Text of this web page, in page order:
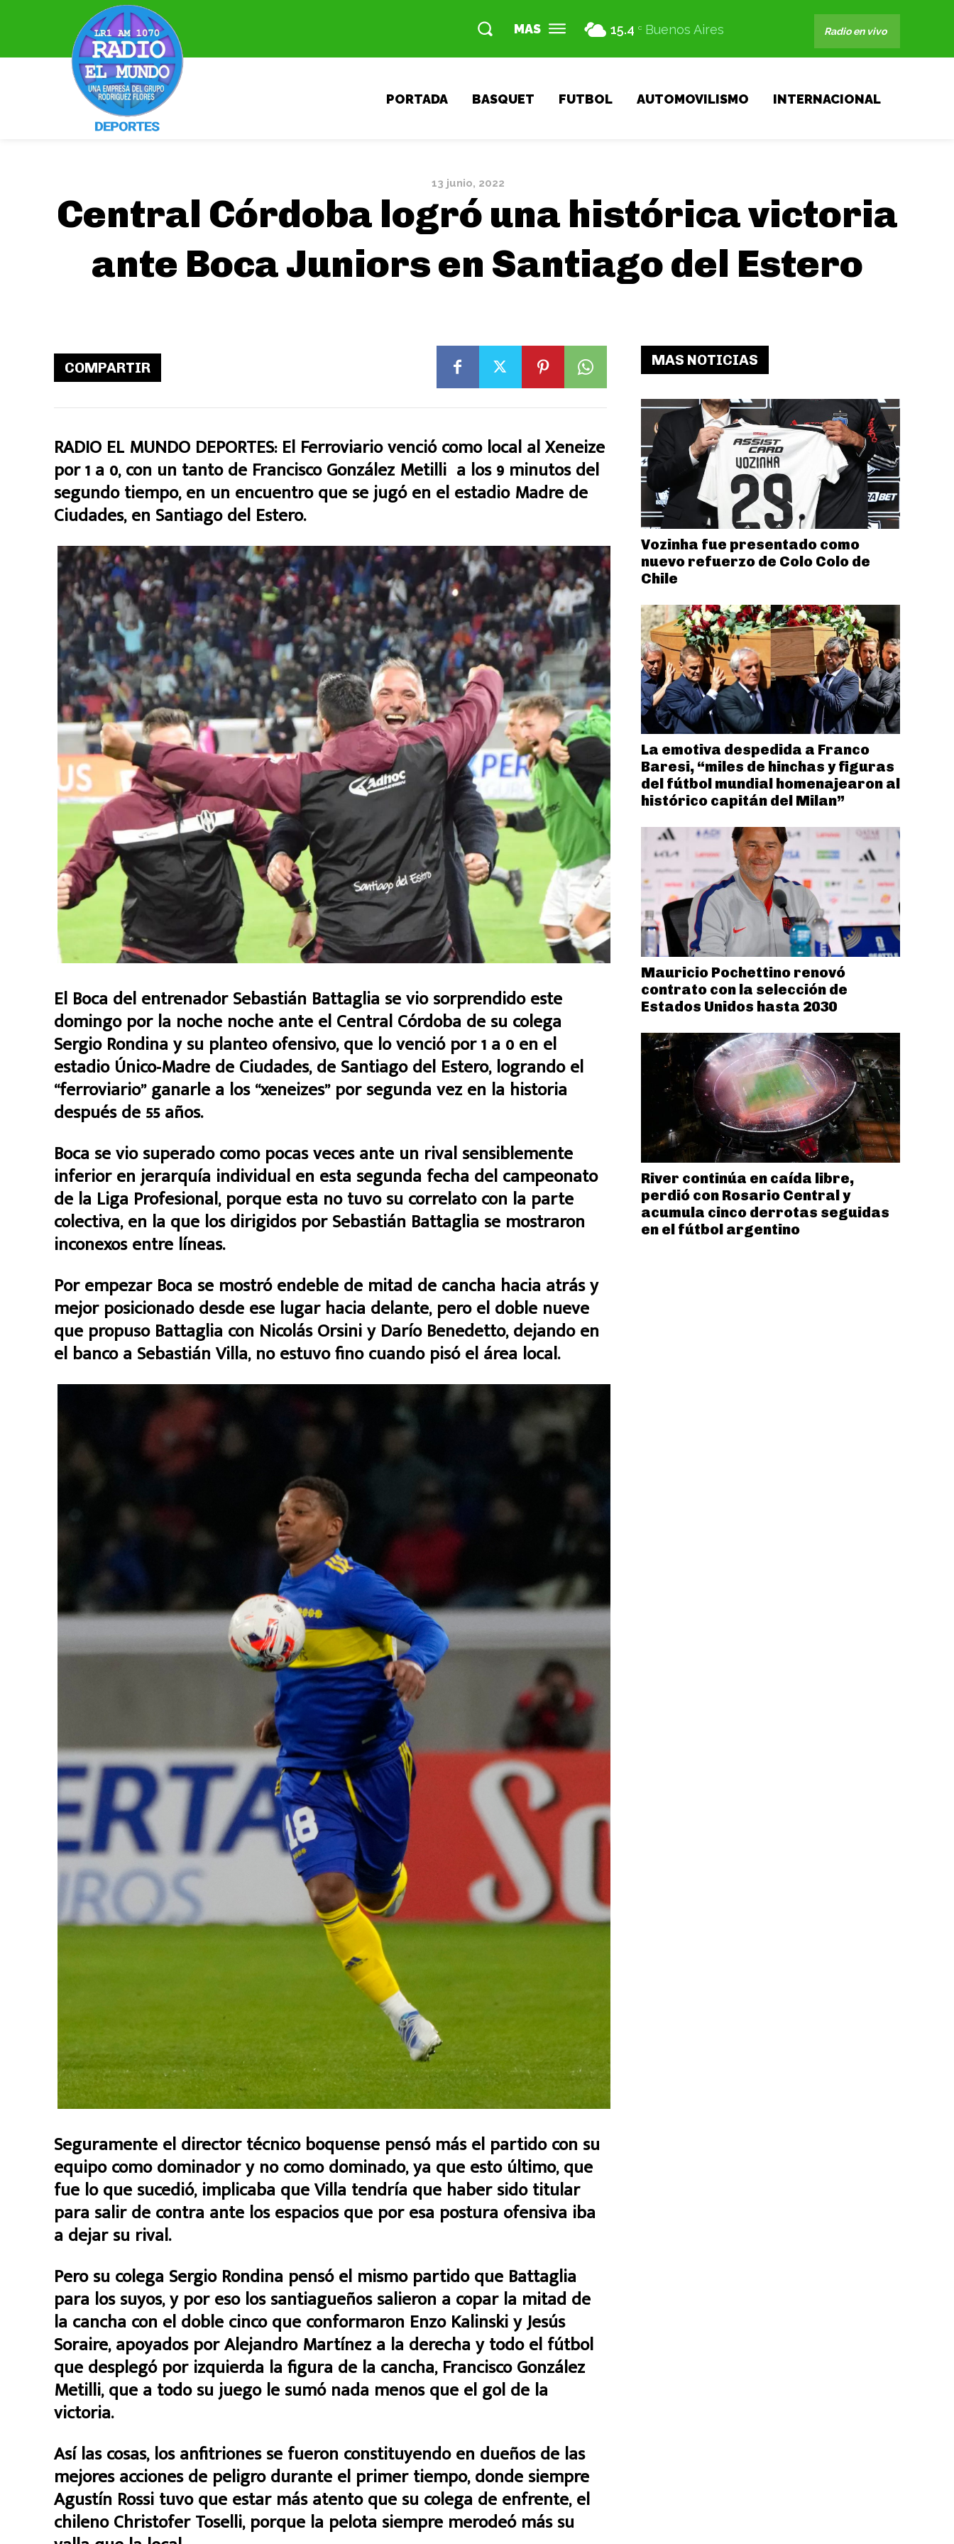
MAS 15.4 C Buenos Aires Radio en vivo
PORTADA BASQUET FUTBOL AUTOMOVILISMO INTERNACIONAL
13 junio, 2022
Central Córdoba logró una histórica victoria
ante Boca Juniors en Santiago del Estero
COMPARTIR
RADIO EL MUNDO DEPORTES: El Ferroviario venció como local al Xeneize
por 1 a 0, con un tanto de Francisco González Metilli a los 9 minutos del
segundo tiempo, en un encuentro que se jugó en el estadio Madre de
Ciudades, en Santiago del Estero.
El Boca del entrenador Sebastián Battaglia se vio sorprendido este
domingo por la noche noche ante el Central Córdoba de su colega
Sergio Rondina y su planteo ofensivo, que lo venció por 1 a 0 en el
estadio Único-Madre de Ciudades, de Santiago del Estero, logrando el
“ferroviario” ganarle a los “xeneizes” por segunda vez en la historia
después de 55 años.
Boca se vio superado como pocas veces ante un rival sensiblemente
inferior en jerarquía individual en esta segunda fecha del campeonato
de la Liga Profesional, porque esta no tuvo su correlato con la parte
colectiva, en la que los dirigidos por Sebastián Battaglia se mostraron
inconexos entre líneas.
Por empezar Boca se mostró endeble de mitad de cancha hacia atrás y
mejor posicionado desde ese lugar hacia delante, pero el doble nueve
que propuso Battaglia con Nicolás Orsini y Darío Benedetto, dejando en
el banco a Sebastián Villa, no estuvo fino cuando pisó el área local.
Seguramente el director técnico boquense pensó más el partido con su
equipo como dominador y no como dominado, ya que esto último, que
fue lo que sucedió, implicaba que Villa tendría que haber sido titular
para salir de contra ante los espacios que por esa postura ofensiva iba
a dejar su rival.
Pero su colega Sergio Rondina pensó el mismo partido que Battaglia
para los suyos, y por eso los santiagueños salieron a copar la mitad de
la cancha con el doble cinco que conformaron Enzo Kalinski y Jesús
Soraire, apoyados por Alejandro Martínez a la derecha y todo el fútbol
que desplegó por izquierda la figura de la cancha, Francisco González
Metilli, que a todo su juego le sumó nada menos que el gol de la
victoria.
Así las cosas, los anfitriones se fueron constituyendo en dueños de las
mejores acciones de peligro durante el primer tiempo, donde siempre
Agustín Rossi tuvo que estar más atento que su colega de enfrente, el
chileno Christofer Toselli, porque la pelota siempre merodeó más su
MAS NOTICIAS
Vozinha fue presentado como
nuevo refuerzo de Colo Colo de
Chile
La emotiva despedida a Franco
Baresi, “miles de hinchas y figuras
del fútbol mundial homenajearon al
histórico capitán del Milan”
Mauricio Pochettino renovó
contrato con la selección de
Estados Unidos hasta 2030
River continúa en caída libre,
perdió con Rosario Central y
acumula cinco derrotas seguidas
en el fútbol argentino